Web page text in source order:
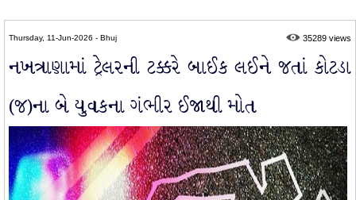
Thursday, 11-Jun-2026 - Bhuj 35289 views
નખત્રાણામાં ટ્રેલરની ટક્કરે બાઈક લઈને જતાં કોટડા
(જ)ના બે યુવકના ગંભીર ઈજાથી મોત